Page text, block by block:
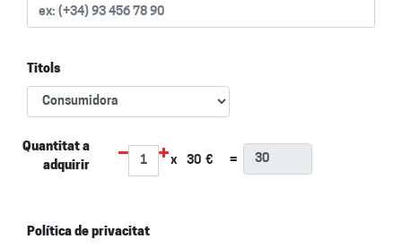
Titols
Quantitat a
adquirir
x 30 € =
Política de privacitat